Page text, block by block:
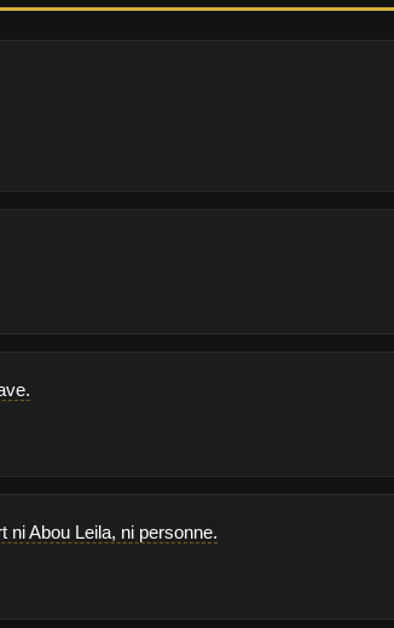
ni Abou Leila, ni personne.